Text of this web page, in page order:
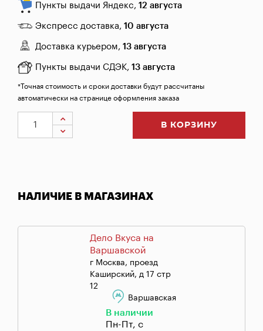
Заказать
Пункты выдачи Яндекс, 12 августа
Экспресс доставка, 10 августа
Доставка курьером, 13 августа
Пункты выдачи СДЭК, 13 августа
*Точная стоимость и сроки доставки будут рассчитаны
автоматически на странице оформления заказа
В КОРЗИНУ
НАЛИЧИЕ В МАГАЗИНАХ
Дело Вкуса на
Варшавской
г Москва, проезд
Каширский, д 17 стр
12
Варшавская
В наличии
Пн-Пт, с